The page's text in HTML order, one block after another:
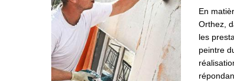
En
Orthez,
les
peintre